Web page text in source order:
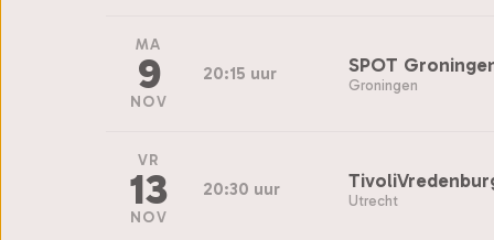
MA
9
NOV
20:15 uur SPOT
Groningen
VR
13
NOV
20:30 uur
Utrecht